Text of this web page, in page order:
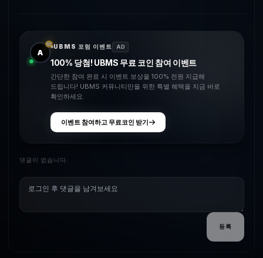
A
UBMS 포럼 이벤트 AD
100% 당첨! UBMS 무료 코인 참여 이벤트
간단한 참여 완료 시 이벤트 보상을 100% 전원 지급해
드립니다! UBMS 커뮤니티만을 위한 특별 혜택을 지금 바로
확인하세요.
이벤트 참여하고 무료코인 받기
댓글이 없습니다.
등록